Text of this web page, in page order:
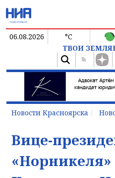
06.08.2026 °C
ТВОИ
Новости Красноярска
Вице-